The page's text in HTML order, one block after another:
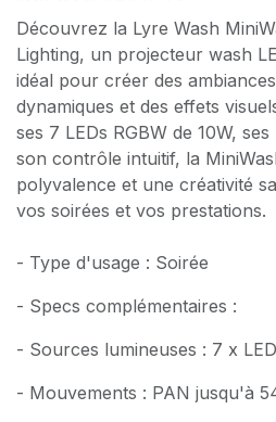
Découvrez la Lyre Wash
Lighting, un projecteur wash
idéal pour créer des
dynamiques et des effets
ses 7 LEDs RGBW de 10W,
son contrôle intuitif, la
polyvalence et une créativité
vos soirées et vos prestations.
- Type d'usage : Soirée
- Specs complémentaires :
- Sources lumineuses : 7 x
- Mouvements : PAN jusqu'à